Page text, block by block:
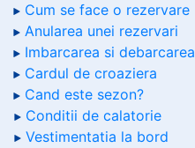
Cum se face o rezervare
Anularea unei rezervari
Imbarcarea si debarcarea
Cardul de croaziera
Cand este sezon?
Conditii de calatorie
Vestimentatia la bord